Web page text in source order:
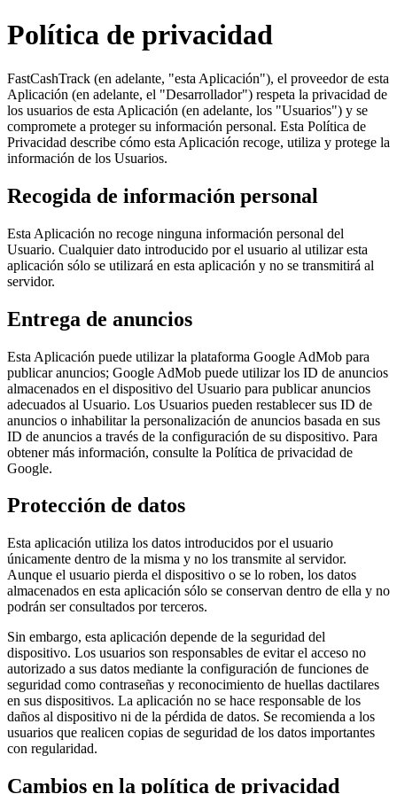
Política de privacidad
FastCashTrack (en adelante, "esta Aplicación"), el proveedor de esta
Aplicación (en adelante, el "Desarrollador") respeta la privacidad de
los usuarios de esta Aplicación (en adelante, los "Usuarios") y se
compromete a proteger su información personal. Esta Política de
Privacidad describe cómo esta Aplicación recoge, utiliza y protege la
información de los Usuarios.
Recogida de información personal
Esta Aplicación no recoge ninguna información personal del
Usuario. Cualquier dato introducido por el usuario al utilizar esta
aplicación sólo se utilizará en esta aplicación y no se transmitirá al
servidor.
Entrega de anuncios
Esta Aplicación puede utilizar la plataforma Google AdMob para
publicar anuncios; Google AdMob puede utilizar los ID de anuncios
almacenados en el dispositivo del Usuario para publicar anuncios
adecuados al Usuario. Los Usuarios pueden restablecer sus ID de
anuncios o inhabilitar la personalización de anuncios basada en sus
ID de anuncios a través de la configuración de su dispositivo. Para
obtener más información, consulte la Política de privacidad de
Google.
Protección de datos
Esta aplicación utiliza los datos introducidos por el usuario
únicamente dentro de la misma y no los transmite al servidor.
Aunque el usuario pierda el dispositivo o se lo roben, los datos
almacenados en esta aplicación sólo se conservan dentro de ella y no
podrán ser consultados por terceros.
Sin embargo, esta aplicación depende de la seguridad del
dispositivo. Los usuarios son responsables de evitar el acceso no
autorizado a sus datos mediante la configuración de funciones de
seguridad como contraseñas y reconocimiento de huellas dactilares
en sus dispositivos. La aplicación no se hace responsable de los
daños al dispositivo ni de la pérdida de datos. Se recomienda a los
usuarios que realicen copias de seguridad de los datos importantes
con regularidad.
Cambios en la política de privacidad